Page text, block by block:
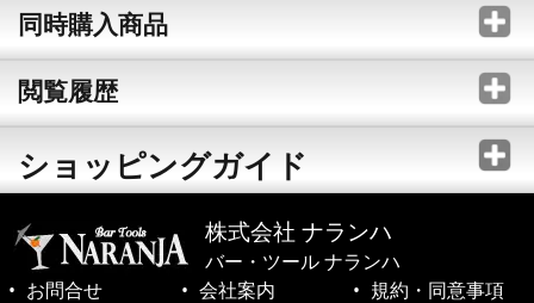
同時購入商品
閲覧履歴
ショッピングガイド
株式会社 ナランハ
バー・ツール ナランハ
お問合せ
会社案内 規約・同意事項